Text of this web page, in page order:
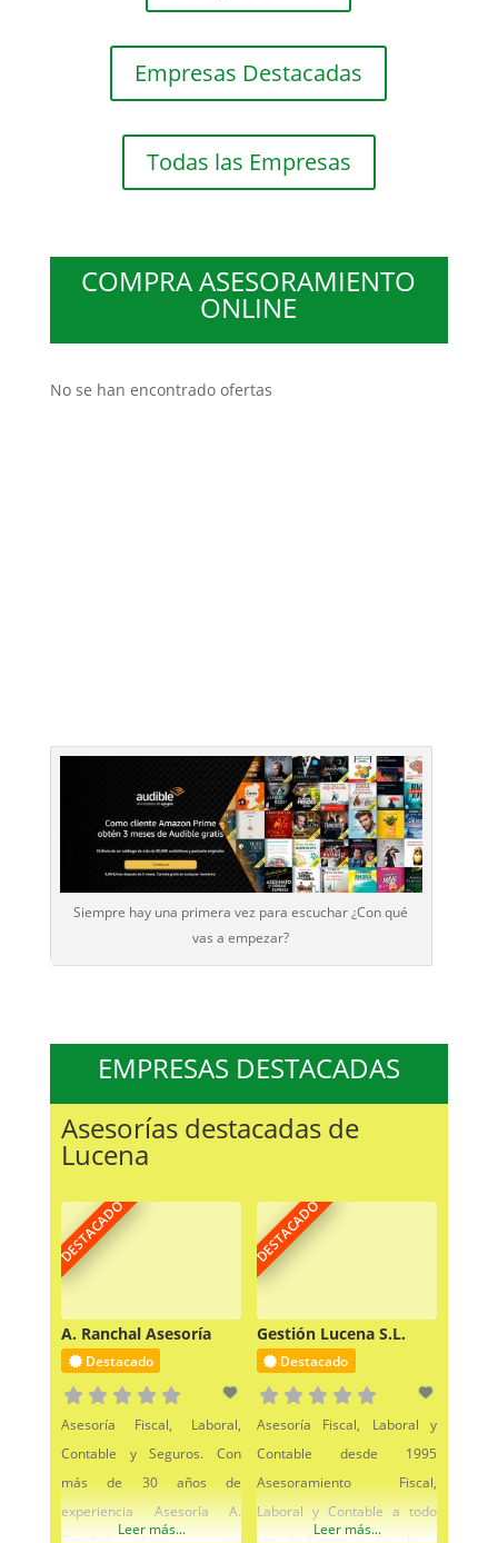
Empresas Destacadas
Todas las Empresas
COMPRA ASESORAMIENTO
ONLINE
No se han encontrado ofertas
Siempre hay una primera vez para escuchar ¿Con qué
vas a empezar?
EMPRESAS DESTACADAS
Asesorías destacadas de
Lucena
DESTACADO
A. Ranchal Asesoría
Destacado
Asesoría Fiscal, Laboral,
Contable y Seguros. Con
más de 30 años de
experiencia Asesoría A.
Leer más...
DESTACADO
Gestión Lucena S.L.
Destacado
Asesoría Fiscal, Laboral y
Contable desde 1995
Asesoramiento Fiscal,
Laboral y Contable a todo
Leer más...